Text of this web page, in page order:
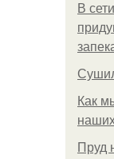
В
Как
Пруд